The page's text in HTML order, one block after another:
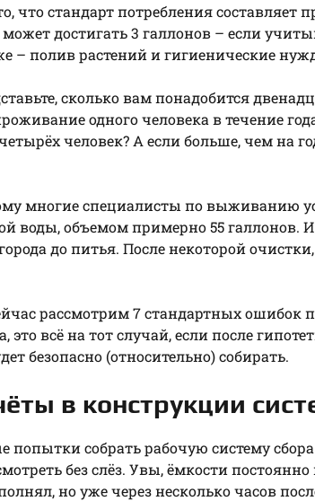
что стандарт потребления составляет
достигать 3 галлонов – если
– полив растений и гигиенические
сколько вам понадобится
одного человека в течение
человек? А если больше, чем на
многие специалисты по выживанию
воды, объемом примерно 55 галлонов.
до питья. После некоторой
рассмотрим 7 стандартных ошибок
это всё на тот случай, если после
безопасно (относительно) собирать.
в конструкции
попытки собрать рабочую систему
без слёз. Увы, ёмкости постоянно
но уже через несколько часов